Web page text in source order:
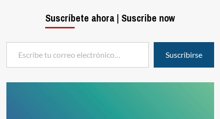
Suscríbete ahora | Suscribe now
Escribe tu correo electrónico…
Suscribirse